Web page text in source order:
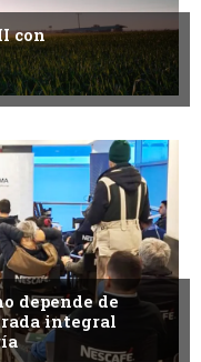
con
depende de
integral